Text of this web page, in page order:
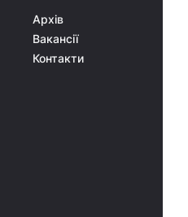
Архів
Вакансії
Контакти